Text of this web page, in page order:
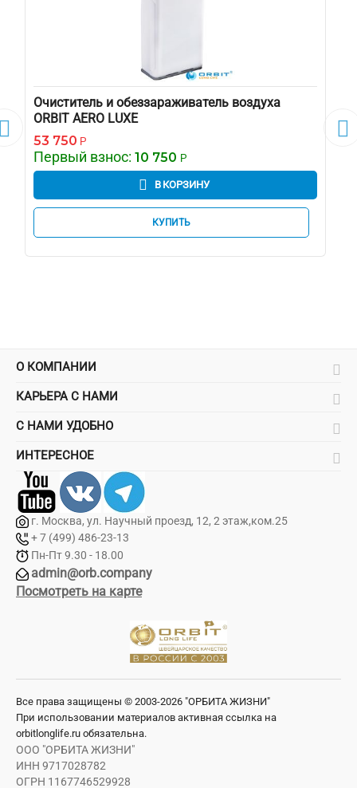
Очиститель и обеззараживатель воздуха
ORBIT AERO LUXE
53 750 Р
Первый взнос: 10 750 Р
В КОРЗИНУ
КУПИТЬ

Все права защищены © 2003-2026 "ОРБИТА ЖИЗНИ"
При использовании материалов активная ссылка на
orbitlonglife.ru обязательна.
ООО "ОРБИТА ЖИЗНИ"
ИНН 9717028782
ОГРН 1167746529928
О КОМПАНИИ
КАРЬЕРА С НАМИ
С НАМИ УДОБНО
ИНТЕРЕСНОЕ
г. Москва, ул. Научный проезд, 12, 2 этаж,ком.25
+ 7 (499) 486-23-13
Пн-Пт 9.30 - 18.00
admin@orb.company
Посмотреть на карте